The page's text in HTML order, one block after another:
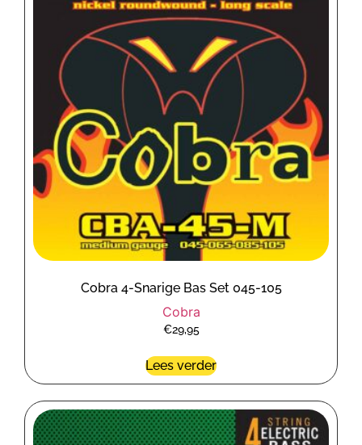
Cobra 4-Snarige Bas Set 045-105
Cobra
€29,95
Lees verder